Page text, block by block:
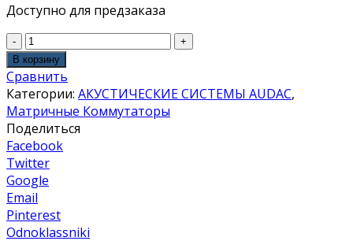
Доступно для предзаказа
В корзину
Сравнить
Категории: АКУСТИЧЕСКИЕ СИСТЕМЫ AUDAC,
Матричные Коммутаторы
Поделиться
Facebook
Twitter
Google
Email
Pinterest
Odnoklassniki